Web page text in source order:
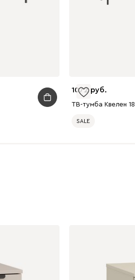
1072
ТВ-тумба Квелен
SALE